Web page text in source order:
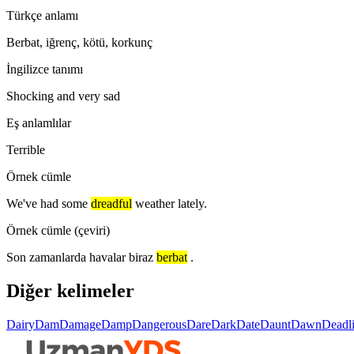
Türkçe anlamı
Berbat, iğrenç, kötü, korkunç
İngilizce tanımı
Shocking and very sad
Eş anlamlılar
Terrible
Örnek cümle
We've had some dreadful weather lately.
Örnek cümle (çeviri)
Son zamanlarda havalar biraz berbat .
Diğer kelimeler
DairyDamDamageDampDangerousDareDarkDateDauntDawn